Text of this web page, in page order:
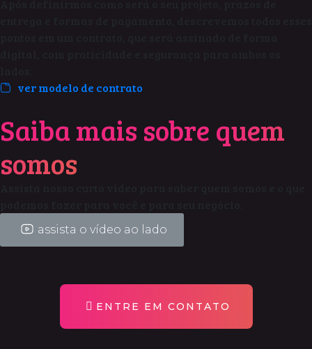
ver modelo de contrato
Saiba mais sobre quem
somos
assista o vídeo ao lado
ENTRE EM CONTATO